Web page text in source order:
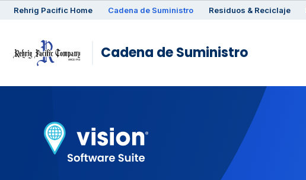
Rehrig Pacific Home Cadena de Suministro Residuos & Reciclaje
Cadena de Suministro